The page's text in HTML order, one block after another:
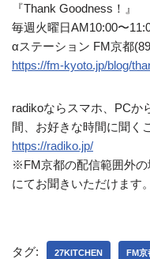
『Thank Goodness！』
毎週火曜日AM10:00〜
αステーション FM京都
https://fm-kyoto.jp/blog/
radikoならスマホ、PCか
間、お好きな時間に聞く
https://radiko.jp/
※FM京都の配信範囲外の
にてお聞きいただけます。
タグ: 27KITCHEN FM京